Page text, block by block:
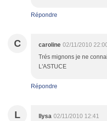
Répondre
C caroline 02/11/2010
Trés mignons je ne
L'ASTUCE
Répondre
L llysa 02/11/2010 12:41